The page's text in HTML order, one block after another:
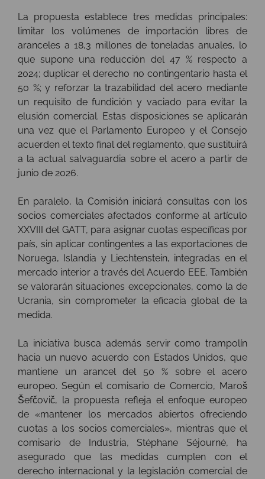
La propuesta establece tres medidas principales:
limitar los volúmenes de importación libres de
aranceles a 18,3 millones de toneladas anuales, lo
que supone una reducción del 47 % respecto a
2024; duplicar el derecho no contingentario hasta el
50 %; y reforzar la trazabilidad del acero mediante
un requisito de fundición y vaciado para evitar la
elusión comercial. Estas disposiciones se aplicarán
una vez que el Parlamento Europeo y el Consejo
acuerden el texto final del reglamento, que sustituirá
a la actual salvaguardia sobre el acero a partir de
junio de 2026.
En paralelo, la Comisión iniciará consultas con los
socios comerciales afectados conforme al artículo
XXVIII del GATT, para asignar cuotas específicas por
país, sin aplicar contingentes a las exportaciones de
Noruega, Islandia y Liechtenstein, integradas en el
mercado interior a través del Acuerdo EEE. También
se valorarán situaciones excepcionales, como la de
Ucrania, sin comprometer la eficacia global de la
medida.
La iniciativa busca además servir como trampolín
hacia un nuevo acuerdo con Estados Unidos, que
mantiene un arancel del 50 % sobre el acero
europeo. Según el comisario de Comercio, Maroš
Šefčovič, la propuesta refleja el enfoque europeo
de «mantener los mercados abiertos ofreciendo
cuotas a los socios comerciales», mientras que el
comisario de Industria, Stéphane Séjourné, ha
asegurado que las medidas cumplen con el
derecho internacional y la legislación comercial de